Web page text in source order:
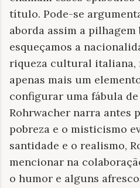
título. Pode-se
aborda assim a
esqueçamos a
riqueza cultural italiana,
apenas mais um
configurar uma fábula
Rohrwacher narra antes
pobreza e o misticismo
santidade e o realismo,
mencionar na
o humor e alguns